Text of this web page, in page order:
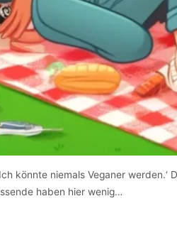
könnte niemals Veganer
haben hier wenig…